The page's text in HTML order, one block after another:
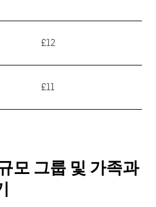
£12
£11
모 그룹 및 가족과